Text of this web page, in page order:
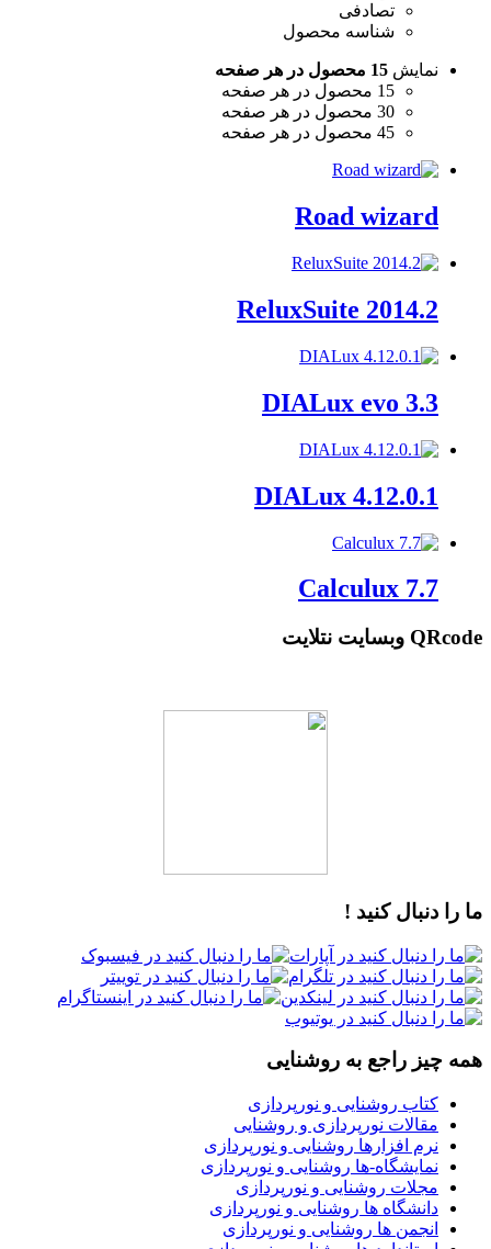
تصادفی
شناسه محصول
نمایش 15 محصول در هر صفحه
15 محصول در هر صفحه
30 محصول در هر صفحه
45 محصول در هر صفحه
Road wizard
ReluxSuite 2014.2
DIALux evo 3.3
DIALux 4.12.0.1
Calculux 7.7
QRcode وبسایت نتلایت
ما را دنبال کنید !
همه چیز راجع به روشنایی
کتاب روشنایی و نورپردازی
مقالات نورپردازی و روشنایی
نرم افزارها روشنایی و نورپردازی
نمایشگاه-ها روشنایی و نورپردازی
مجلات روشنایی و نورپردازی
دانشگاه ها روشنایی و نورپردازی
انجمن ها روشنایی و نورپردازی